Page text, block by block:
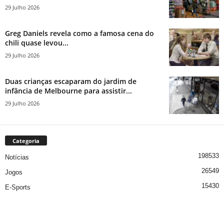
29 Julho 2026
Greg Daniels revela como a famosa cena do
chili quase levou...
29 Julho 2026
Duas crianças escaparam do jardim de
infância de Melbourne para assistir...
29 Julho 2026
Categoria
Notícias 198533
Jogos 26549
E-Sports
15430